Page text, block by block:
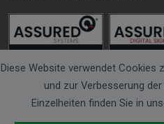
Diese Website verwendet Cookies
und zur Verbesserung
Einzelheiten finden Sie in